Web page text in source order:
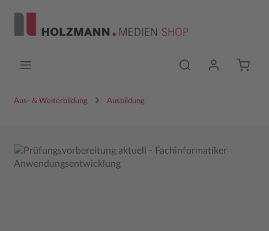
Aus- & Weiterbildung Ausbildung
Bildergalerie überspringen